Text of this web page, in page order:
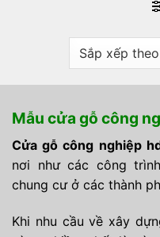
Mẫu cửa gỗ công
Cửa gỗ công nghiệp
nơi như các công
chung cư ở các thành
Khi nhu cầu về xây